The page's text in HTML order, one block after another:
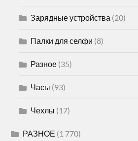
Зарядные устройства (20)
Палки для селфи (8)
Разное (35)
Часы (93)
Чехлы (17)
РАЗНОЕ (1 770)